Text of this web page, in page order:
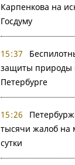
Карпенкова на
Госдуму
15:37
защиты природы
Петербурге
15:26
тысячи жалоб на
сутки